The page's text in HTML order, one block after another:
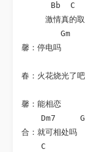
Bb  C
激情真的取之
        Gm
馨：停电吗
春：火花烧光了吧
馨：能相恋
Dm7
合：就可相处吗
C